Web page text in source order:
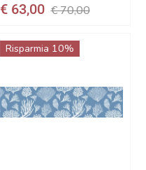
€ 63,00 € 70,00
Risparmia 10%